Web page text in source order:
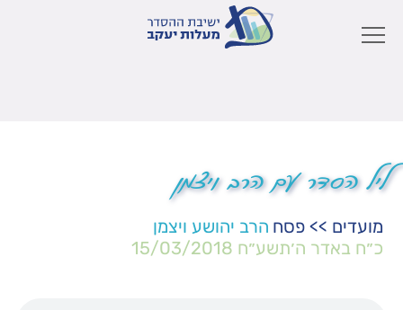
ליל הסדר עם הרב ויצמן
מועדים >> פסח הרב יהושע ויצמן
כ״ח באדר ה׳תשע״ח 15/03/2018